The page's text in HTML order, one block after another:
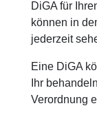
DiGA für
können in
jederzeit
Eine DiGA
Ihr
Verordnung